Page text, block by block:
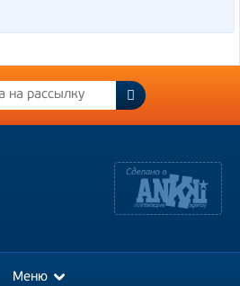
Меню